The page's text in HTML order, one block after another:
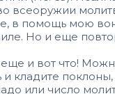
всеоружии
в помощь мою
Но и еще
и вот что!
кладите
или число